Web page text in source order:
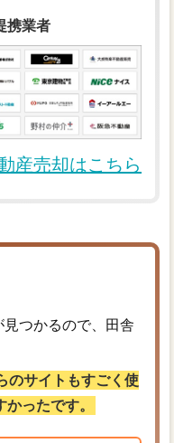
携業者
産売却はこちら
つかるので、田舎
のサイトもすごく使
かったです。